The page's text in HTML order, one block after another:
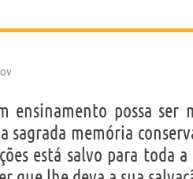
ensinamento possa
sagrada memória
está salvo para toda